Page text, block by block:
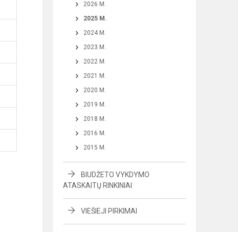
2026 M.
2025 M.
2024 M.
2023 M.
2022 M.
2021 M.
2020 M.
2019 M.
2018 M.
2016 M.
2015 M.
BIUDŽETO VYKDYMO
ATASKAITŲ RINKINIAI
VIEŠIEJI PIRKIMAI